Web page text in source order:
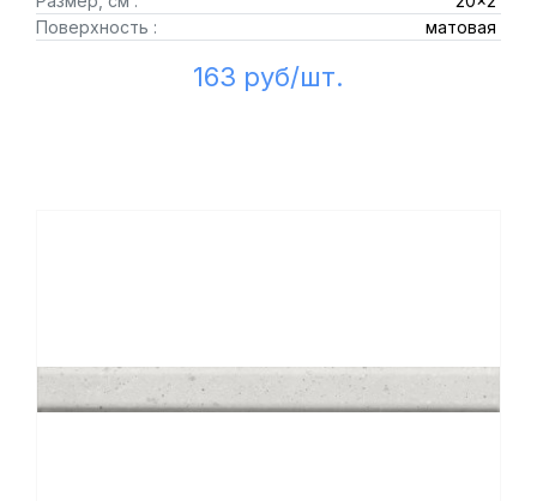
Поверхность :
матовая
163 руб/шт.